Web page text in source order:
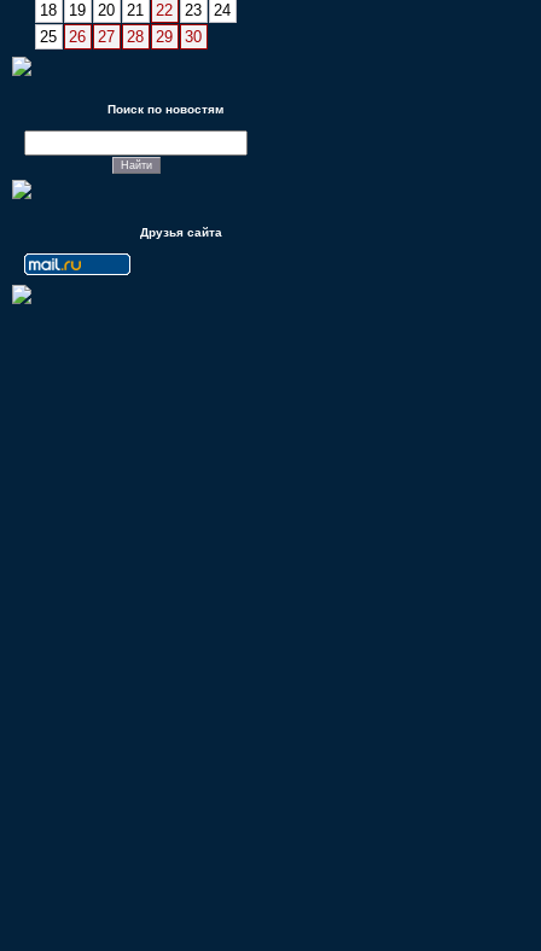
18
19 20 21 22 23
24
25
26 27 28 29 30
Поиск по новостям
Друзья сайта